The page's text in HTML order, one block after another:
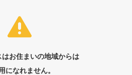
はお住まいの地域からは
になれません。